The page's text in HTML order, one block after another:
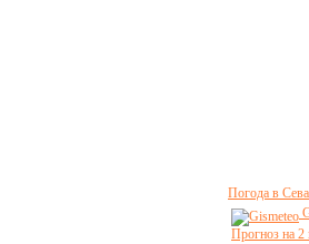
Погода в
Прогноз на 2